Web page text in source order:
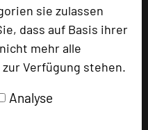
sie zulassen
dass auf Basis ihrer
mehr alle
Verfügung stehen.
Analyse
60 qm
4